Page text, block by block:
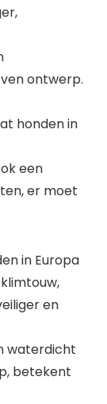
ontwerp.
honden in
een
er moet
in Europa
en
waterdicht
betekent